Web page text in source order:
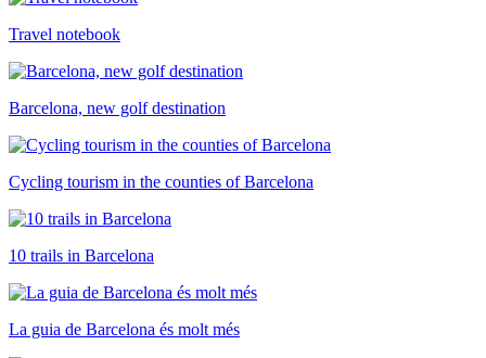
Travel notebook
Barcelona, new golf destination
Cycling tourism in the counties of Barcelona
10 trails in Barcelona
La guia de Barcelona és molt més